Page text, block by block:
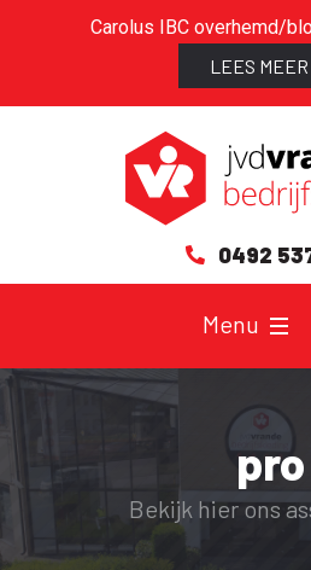
Carolus IBC overhemd/
LEES MEER
0492
pro
Bekijk hier ons